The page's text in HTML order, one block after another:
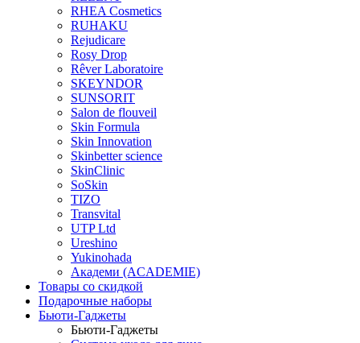
RHEA Cosmetics
RUHAKU
Rejudicare
Rosy Drop
Rêver Laboratoire
SKEYNDOR
SUNSORIT
Salon de flouveil
Skin Formula
Skin Innovation
Skinbetter science
SkinСlinic
SoSkin
TIZO
Transvital
UTP Ltd
Ureshino
Yukinohada
Академи (ACADEMIE)
Товары со скидкой
Подарочные наборы
Бьюти-Гаджеты
Бьюти-Гаджеты